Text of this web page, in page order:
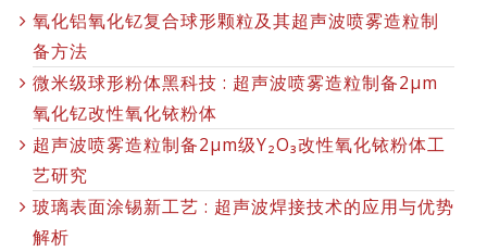
氧化铝氧化钇复合球形颗粒及其超声波喷雾造粒制
备方法
微米级球形粉体黑科技 : 超声波喷雾造粒制备2μm
氧化钇改性氧化铱粉体
超声波喷雾造粒制备2μm级Y₂O₃改性氧化铱粉体工
艺研究
玻璃表面涂锡新工艺 : 超声波焊接技术的应用与优势
解析